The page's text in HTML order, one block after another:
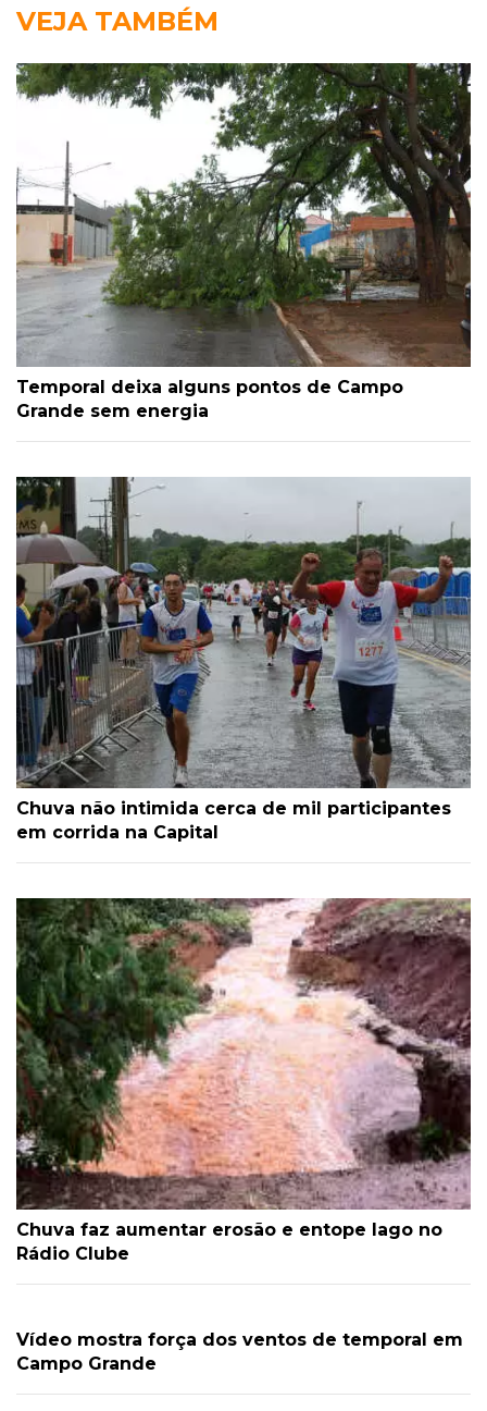
VEJA TAMBÉM
Temporal deixa alguns pontos de Campo
Grande sem energia
Chuva não intimida cerca de mil participantes
em corrida na Capital
Chuva faz aumentar erosão e entope lago no
Rádio Clube
Vídeo mostra força dos ventos de temporal em
Campo Grande